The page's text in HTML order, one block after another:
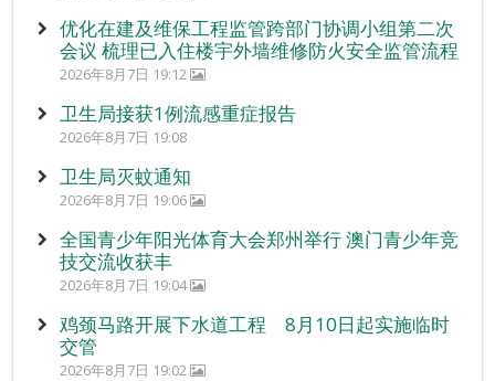
优化在建及维保工程监管跨部门协调小组第二次
会议 梳理已入住楼宇外墙维修防火安全监管流程
2026年8月7日 19:12
卫生局接获1例流感重症报告
2026年8月7日 19:08
卫生局灭蚊通知
2026年8月7日 19:06
全国青少年阳光体育大会郑州举行 澳门青少年竞
技交流收获丰
2026年8月7日 19:04
鸡颈马路开展下水道工程 8月10日起实施临时
交管
2026年8月7日 19:02